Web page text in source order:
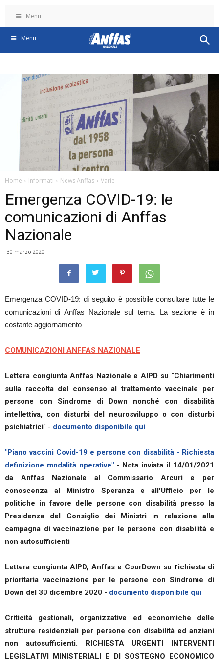
Menu
Menu
Home Informati News Anffas Varie
Emergenza COVID-19: le
comunicazioni di Anffas
Nazionale
30 marzo 2020
Emergenza COVID-19: di seguito è possibile consultare tutte le
comunicazioni di Anffas Nazionale sul tema. La sezione è in
costante aggiornamento
COMUNICAZIONI ANFFAS NAZIONALE
Lettera congiunta Anffas Nazionale e AIPD su "Chiarimenti
sulla raccolta del consenso al trattamento vaccinale per
persone con Sindrome di Down nonché con disabilità
intellettiva, con disturbi del neurosviluppo o con disturbi
psichiatrici" - documento disponibile qui
"Piano vaccini Covid-19 e persone con disabilità - Richiesta
definizione modalità operative" - Nota inviata il 14/01/2021
da Anffas Nazionale al Commissario Arcuri e per
conoscenza al Ministro Speranza e all'Ufficio per le
politiche in favore delle persone con disabilità presso la
Presidenza del Consiglio dei Ministri in relazione alla
campagna di vaccinazione per le persone con disabilità e
non autosufficienti
Lettera congiunta AIPD, Anffas e CoorDown su richiesta di
prioritaria vaccinazione per le persone con Sindrome di
Down del 30 dicembre 2020 - documento disponibile qui
Criticità gestionali, organizzative ed economiche delle
strutture residenziali per persone con disabilità ed anziani
non autosufficienti. RICHIESTA URGENTI INTERVENTI
LEGISLATIVI MINISTERIALI E DI SOSTEGNO ECONOMICO